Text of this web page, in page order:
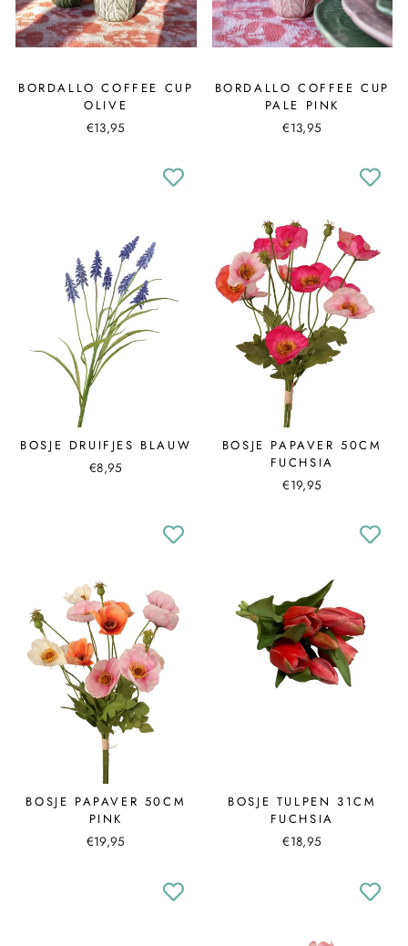
BORDALLO COFFEE CUP
OLIVE
€13,95
BORDALLO COFFEE CUP
PALE PINK
€13,95
BOSJE DRUIFJES BLAUW
€8,95
BOSJE PAPAVER 50CM
FUCHSIA
€19,95
BOSJE PAPAVER 50CM
PINK
€19,95
BOSJE TULPEN 31CM
FUCHSIA
€18,95